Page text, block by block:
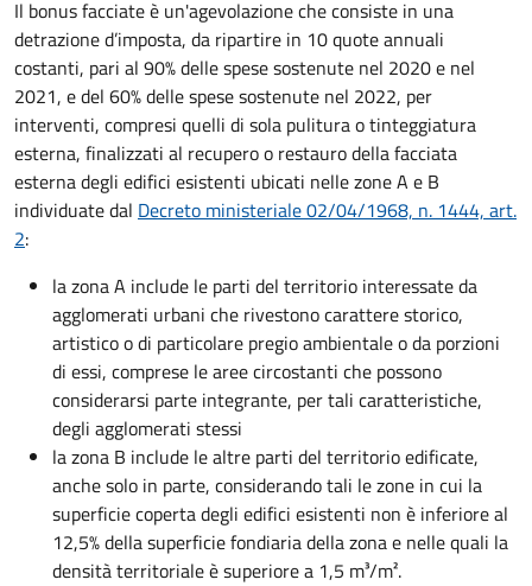
Il bonus facciate è un'agevolazione che consiste in una
detrazione d’imposta, da ripartire in 10 quote annuali
costanti, pari al 90% delle spese sostenute nel 2020 e nel
2021, e del 60% delle spese sostenute nel 2022, per
interventi, compresi quelli di sola pulitura o tinteggiatura
esterna, finalizzati al recupero o restauro della facciata
esterna degli edifici esistenti ubicati nelle zone A e B
individuate dal Decreto ministeriale 02/04/1968, n. 1444, art.
2:
la zona A include le parti del territorio interessate da
agglomerati urbani che rivestono carattere storico,
artistico o di particolare pregio ambientale o da porzioni
di essi, comprese le aree circostanti che possono
considerarsi parte integrante, per tali caratteristiche,
degli agglomerati stessi
la zona B include le altre parti del territorio edificate,
anche solo in parte, considerando tali le zone in cui la
superficie coperta degli edifici esistenti non è inferiore al
12,5% della superficie fondiaria della zona e nelle quali la
densità territoriale è superiore a 1,5 m³/m².